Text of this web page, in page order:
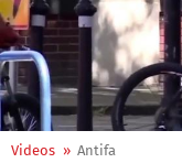
Videos » Antifa